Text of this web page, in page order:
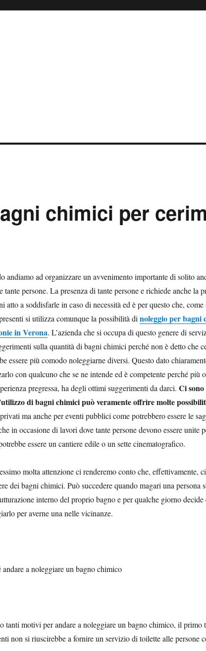
chimici per
andiamo ad organizzare un avvenimento importante di solito
tante persone. La presenza di tante persone e richiede anche la
atto a soddisfarle in caso di necessità ed è per questo che,
si utilizza comunque la possibilità dinoleggio per bagni
in Verona. L’azienda che si occupa di questo genere di
sulla quantità di bagni chimici perché non è detto che
essere più comodo noleggiarne diversi. Questo dato
con qualcuno che se ne intende ed è competente perché più
pregressa, ha degli ottimi suggerimenti da darci.Ci
di bagni chimici può veramente offrire molte
ma anche per eventi pubblici come potrebbero essere le
in occasione di lavori dove tante persone devono essere unite
essere un cantiere edile o un sette cinematografico.
molta attenzione ci renderemo conto che, effettivamente,
dei bagni chimici. Può succedere quando magari una persona
interno del proprio bagno e per qualche giorno decide
per averne una nelle vicinanze.
andare a noleggiare un bagno chimico
tanti motivi per andare a noleggiare un bagno chimico, il primo
non si riuscirebbe a fornire un servizio di toilette alle persone